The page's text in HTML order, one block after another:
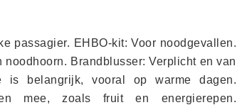
passagier. EHBO-kit: Voor noodgevallen.
Brandblusser: Verplicht en van
is belangrijk, vooral op warme dagen.
mee, zoals fruit en energierepen.